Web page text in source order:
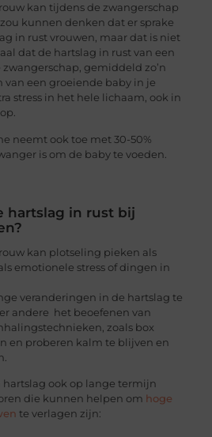
kan tijdens de zwangerschap
kunnen denken dat er sprake
in rust vrouwen, maar dat is niet
dat de hartslag in rust van een
gemiddeld zo’n
van een groeiende baby in je
stress in het hele lichaam, ook in
neemt ook toe met 30-50%
is om de baby te voeden.
hartslag in rust bij
kan plotseling pieken als
emotionele stress of dingen in
veranderingen in de hartslag te
andere het beoefenen van
zoals box
en proberen kalm te blijven en
ook op lange termijn
die kunnen helpen om hoge
te verlagen zijn: